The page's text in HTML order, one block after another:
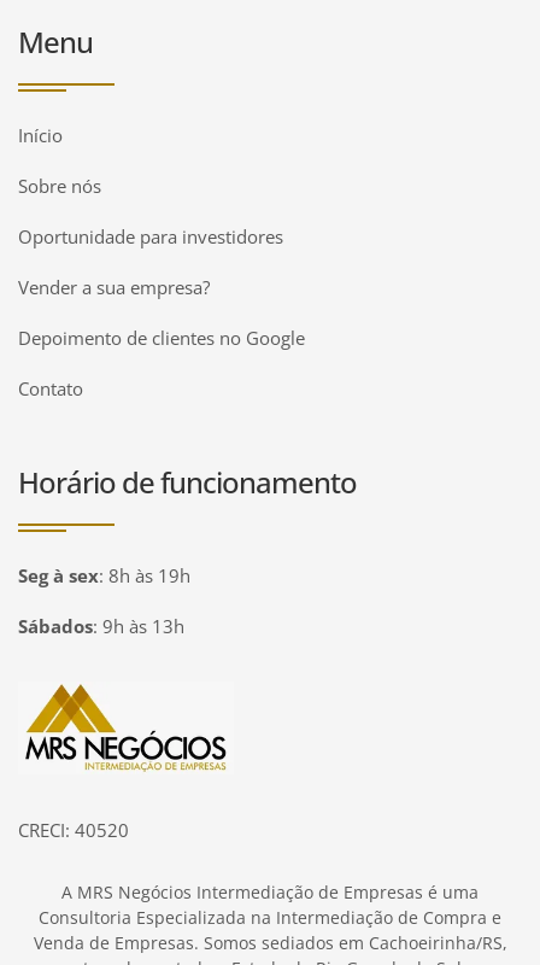
Menu
Início
Sobre nós
Oportunidade para investidores
Vender a sua empresa?
Depoimento de clientes no Google
Contato
Horário de funcionamento
Seg à sex: 8h às 19h
Sábados: 9h às 13h
Página inicial
CRECI: 40520
A MRS Negócios Intermediação de Empresas é uma
Consultoria Especializada na Intermediação de Compra e
Venda de Empresas. Somos sediados em Cachoeirinha/RS,